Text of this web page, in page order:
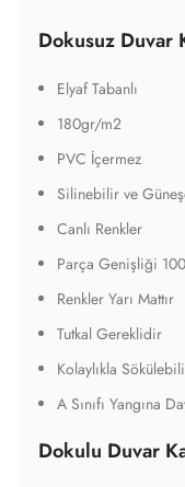
Dokusuz Duvar
Elyaf Tabanlı
180gr/m2
PVC İçermez
Silinebilir ve
Canlı Renkler
Parça Genişliği
Renkler Yarı Mattır
Tutkal Gereklidir
Kolaylıkla
A Sınıfı Yangına
Dokulu Duvar